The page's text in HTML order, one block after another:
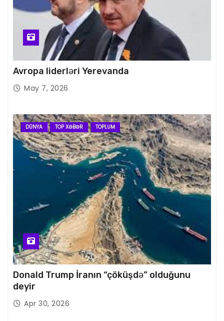
Avropa liderləri Yerevanda
May 7, 2026
DÜNYA TOP XƏBƏR TOPLUM
Donald Trump İranın “çöküşdə” olduğunu
deyir
Apr 30, 2026